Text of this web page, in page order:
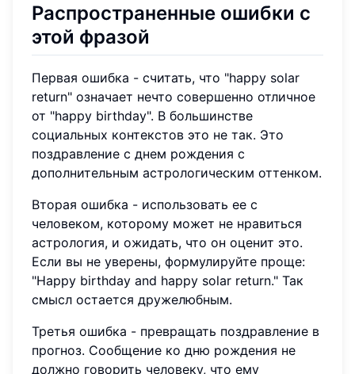
Распространенные ошибки с
этой фразой
Первая ошибка - считать, что "happy solar
return" означает нечто совершенно отличное
от "happy birthday". В большинстве
социальных контекстов это не так. Это
поздравление с днем рождения с
дополнительным астрологическим оттенком.
Вторая ошибка - использовать ее с
человеком, которому может не нравиться
астрология, и ожидать, что он оценит это.
Если вы не уверены, формулируйте проще:
"Happy birthday and happy solar return." Так
смысл остается дружелюбным.
Третья ошибка - превращать поздравление в
прогноз. Сообщение ко дню рождения не
должно говорить человеку, что ему